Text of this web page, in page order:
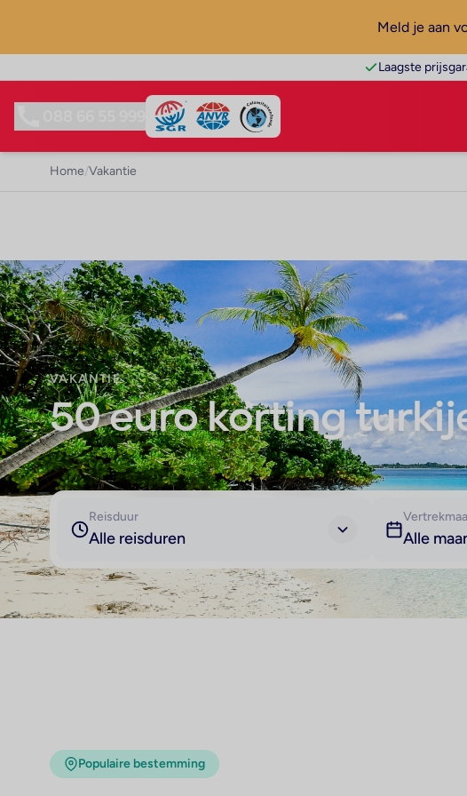
Meld je aan
Laagste
Home/Vakantie
VAKANTIE
50 euro korting
Reisduur
Alle reisduren Alle
Populaire bestemming